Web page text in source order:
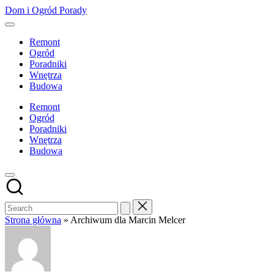
Skip
to
Dom i Ogród Porady
Remont
Ogród
Poradniki
Wnętrza
Budowa
Remont
Ogród
Poradniki
Wnętrza
Budowa
Strona główna » Archiwum dla Marcin Melcer